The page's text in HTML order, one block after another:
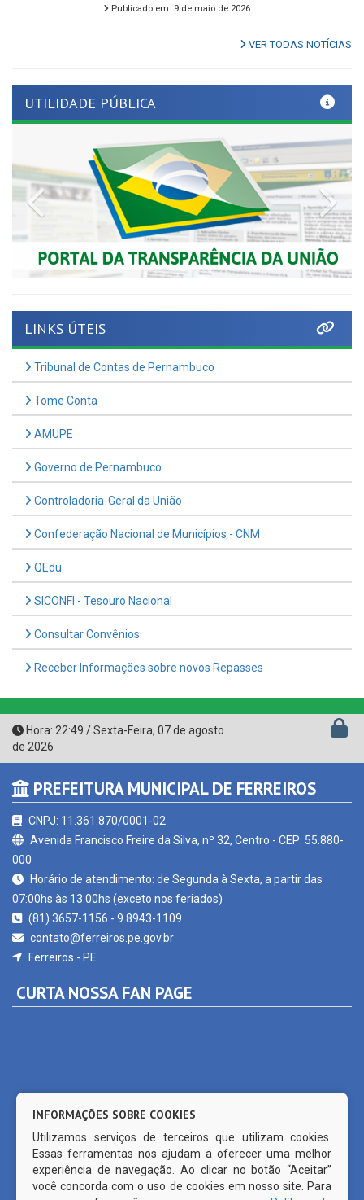
VER TODAS NOTÍCIAS
Previous
Tribunal de Contas de Pernambuco
Tome Conta
AMUPE
Governo de Pernambuco
Controladoria-Geral da União
Confederação Nacional de Municípios - CNM
QEdu
SICONFI - Tesouro Nacional
Consultar Convênios
Receber Informações sobre novos Repasses
Hora:22:49/Sexta-Feira,07 de agosto
de 2026
PREFEITURA MUNICIPAL DE FERREIROS
CNPJ: 11.361.870/0001-02
000
Horário de atendimento: de Segunda à Sexta, a partir das
contato@ferreiros.pe.gov.br
Ferreiros - PE
CURTA NOSSA FAN PAGE
INFORMAÇÕES SOBRE COOKIES
Utilizamos serviços de terceiros que utilizam cookies.
Essas ferramentas nos ajudam a oferecer uma melhor
experiência de navegação. Ao clicar no botão “Aceitar”
você concorda com o uso de cookies em nosso site. Para